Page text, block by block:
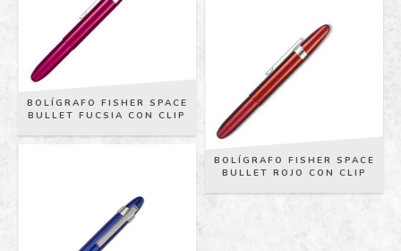
BOLÍGRAFO FISHER SPACE
BULLET FUCSIA CON CLIP
BOLÍGRAFO FISHER SPACE
BULLET ROJO CON CLIP